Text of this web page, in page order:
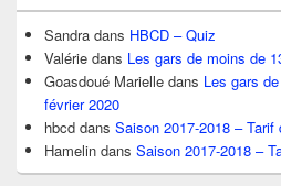
Sandra dans HBCD – Quiz
Valérie dans Les gars de moins de
Goasdoué Marielle dans Les gars
février 2020
hbcd dans Saison 2017-2018 – Tarif
Hamelin dans Saison 2017-2018 –